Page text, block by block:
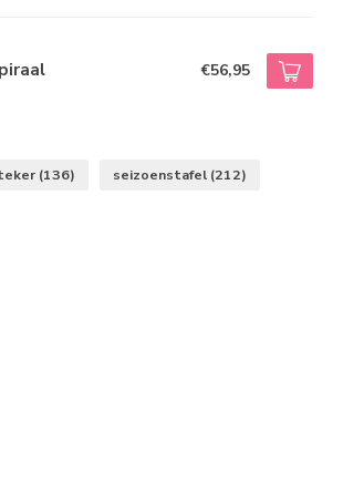
€56,95
(136) seizoenstafel (212)